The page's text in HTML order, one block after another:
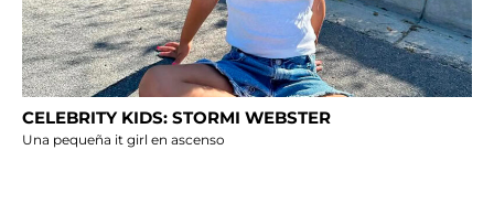
CELEBRITY KIDS: STORMI WEBSTER
Una pequeña it girl en ascenso